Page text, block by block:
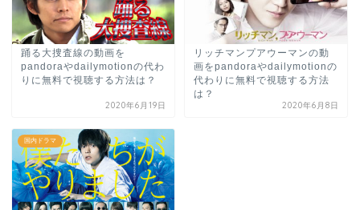
踊る大捜査線の動画を
pandoraやdailymotionの代わ
りに無料で視聴する方法は？
2020年6月19日
リッチマンプアウーマンの動
画をpandoraやdailymotionの
代わりに無料で視聴する方法
は？
2020年6月8日
国内ドラマ